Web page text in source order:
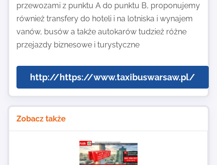
przewozami z punktu A do punktu B, proponujemy
również transfery do hoteli i na lotniska i wynajem
vanów, busów a także autokarów tudzież różne
przejazdy biznesowe i turystyczne
http://https://www.taxibuswarsaw.pl/
Zobacz także